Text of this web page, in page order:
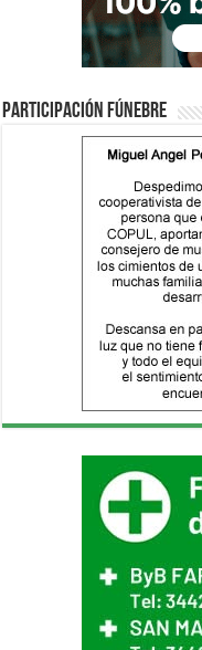
Participación fúnebre